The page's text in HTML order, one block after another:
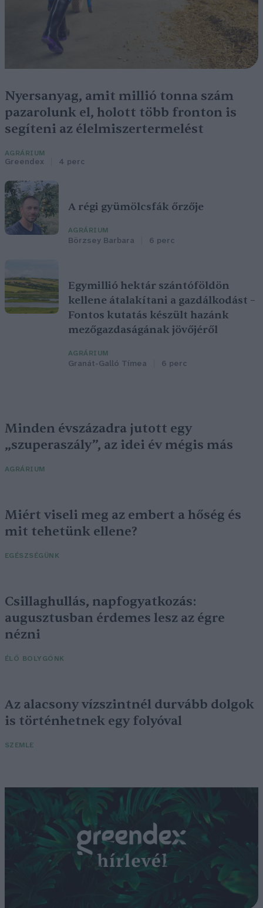
Nyersanyag, amit millió tonna szám
pazarolunk el, holott több fronton is
segíteni az élelmiszertermelést
AGRÁRIUM
Greendex 4 perc
A régi gyümölcsfák őrzője
AGRÁRIUM
Börzsey Barbara 6 perc
Egymillió hektár szántóföldön
kellene átalakítani a gazdálkodást –
Fontos kutatás készült hazánk
mezőgazdaságának jövőjéről
AGRÁRIUM
Granát-Galló Tímea 6 perc
Minden évszázadra jutott egy
„szuperaszály”, az idei év mégis más
AGRÁRIUM
Miért viseli meg az embert a hőség és
mit tehetünk ellene?
EGÉSZSÉGÜNK
Csillaghullás, napfogyatkozás:
augusztusban érdemes lesz az égre
nézni
ÉLŐ BOLYGÓNK
Az alacsony vízszintnél durvább dolgok
is történhetnek egy folyóval
SZEMLE